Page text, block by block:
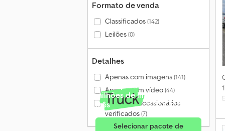
Formato de venda
Classificados(142)
Leilões(0)
Detalhes
Apenas com imagens(141)
Apenas com vídeo(44)
Apenas concessionários
verificados(7)
Venda para mais de 4
milhões de interessados por
mês
Selecionar pacote de